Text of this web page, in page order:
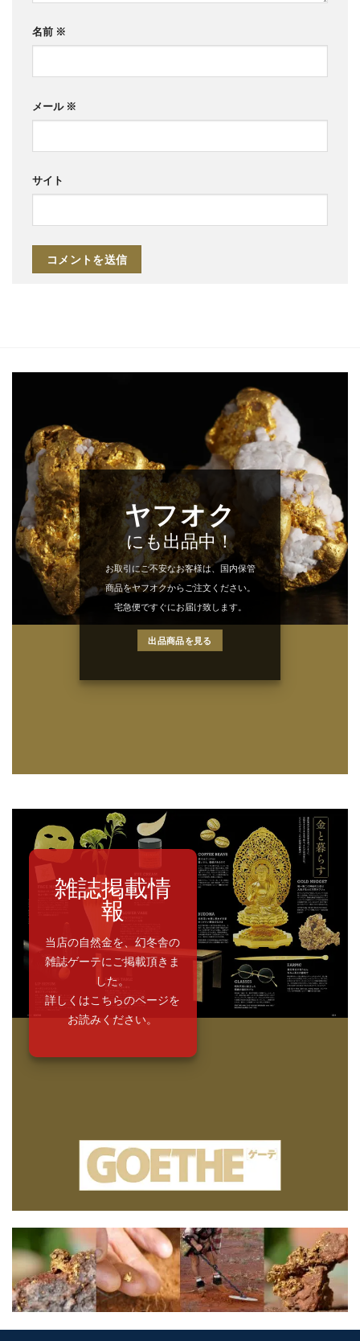
名前 ※
メール ※
サイト
ヤフオク
にも出品中！
お取引にご不安なお客様は、国内保管
商品をヤフオクからご注文ください。
宅急便ですぐにお届け致します。
出品商品を見る
雑誌掲載情
報
当店の自然金を、幻冬舎の
雑誌ゲーテにご掲載頂きま
した。
詳しくはこちらのページを
お読みください。